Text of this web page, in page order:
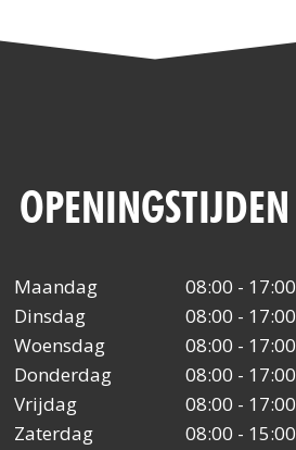
OPENINGSTIJDEN
Maandag
08:00 - 17:00
Dinsdag
08:00 - 17:00
Woensdag
08:00 - 17:00
Donderdag
08:00 - 17:00
Vrijdag
08:00 - 17:00
Zaterdag
08:00 - 15:00